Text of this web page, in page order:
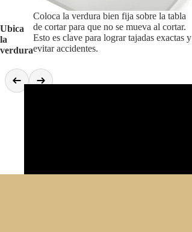
Ubica
la
verdura
Coloca la verdura bien fija sobre la tabla
de cortar para que no se mueva al cortar.
Esto es clave para lograr tajadas exactas y
evitar accidentes.